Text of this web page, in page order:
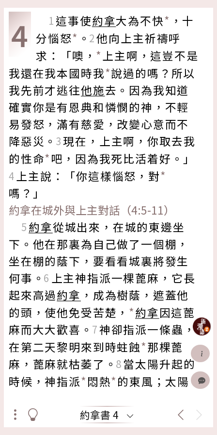
約拿書 4
4 1這事使約拿大為不快* ，十
分惱怒* 。2他向上主祈禱呼
求 ：「噢 ， *上主啊，這豈不是
我還在我本國時我*說過的嗎？ 所以
我先前才逃往他施去。因為我知道
確實你是有恩典和憐憫的神，不輕
易發怒，滿有慈愛，改變心意而不
降惡災。3現在，上主啊，你取去我
的性命*吧，因為我死比活着好 。」
4上主說：「你這樣惱怒 ，對*
嗎？ 」
約拿在城外與上主對話（4:5-11）
5 約拿從城出來 ，在城的東邊坐
下。他在那裏為自己做了一個棚，
坐在棚的蔭下，要看看城裏將發生
何事。6 上主神指派一棵蓖麻，它長
起來高過約拿 ，成為樹蔭，遮蓋他
的頭，使他免受苦楚， *約拿因這蓖
麻而大大歡喜 。7神卻指派一條蟲，
在第二天黎明來到時蛀蝕*那棵蓖
麻，蓖麻就枯萎了。8 當太陽升起的
時候，神指派*悶熱*的東風；太陽
自己求死，說：「我死比活着好
9